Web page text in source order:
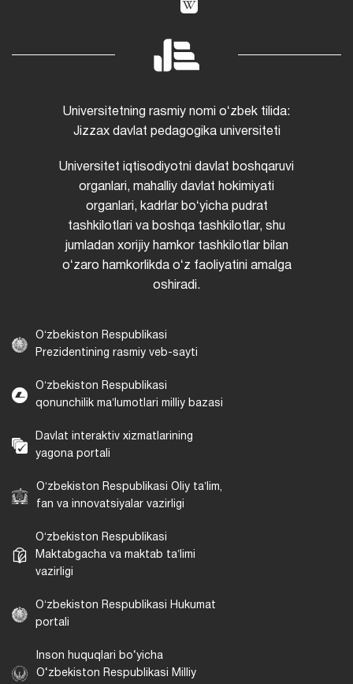
Universitetning rasmiy nomi oʻzbek tilida:
Jizzax davlat pedagogika universiteti
Universitet iqtisodiyotni davlat boshqaruvi
organlari, mahalliy davlat hokimiyati
organlari, kadrlar boʻyicha pudrat
tashkilotlari va boshqa tashkilotlar, shu
jumladan xorijiy hamkor tashkilotlar bilan
oʻzaro hamkorlikda oʻz faoliyatini amalga
oshiradi.
Oʻzbekiston Respublikasi
Prezidentining rasmiy veb-sayti
Oʻzbekiston Respublikasi
qonunchilik maʼlumotlari milliy bazasi
Davlat interaktiv xizmatlarining
yagona portali
Oʻzbekiston Respublikasi Oliy taʼlim,
fan va innovatsiyalar vazirligi
Oʻzbekiston Respublikasi
Maktabgacha va maktab taʼlimi
vazirligi
Oʻzbekiston Respublikasi Hukumat
portali
Inson huquqlari bo‘yicha
O‘zbekiston Respublikasi Milliy